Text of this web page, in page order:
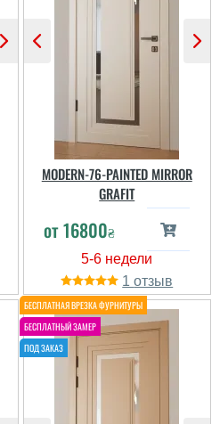
Кирило
Все сподобалось, якби
не така ціна. Дорогувато
як на мене.
MODERN-76-PAINTED MIRROR
GRAFIT
от16800₴
1